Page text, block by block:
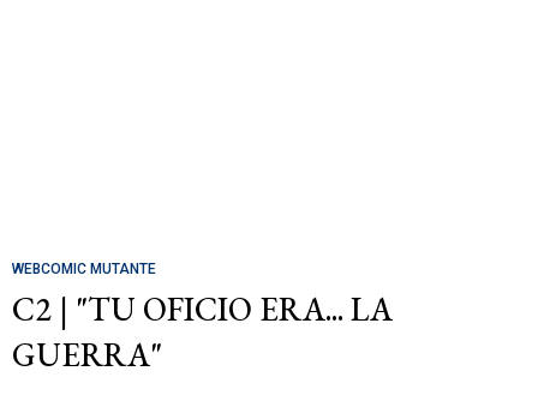
WEBCOMIC MUTANTE
C2 | "TU OFICIO ERA... LA
GUERRA"